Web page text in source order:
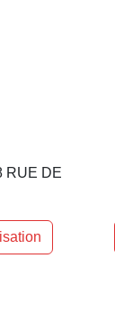
RUE DE